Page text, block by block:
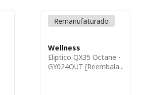
Remanufaturado
Wellness
Eliptico QX35 Octane -
GY024OUT [Reembala...